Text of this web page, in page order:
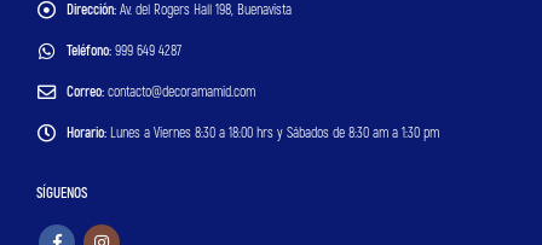
Dirección: Av. del Rogers Hall 198, Buenavista
Teléfono: 999 649 4287
Correo: contacto@decoramamid.com
Horario: Lunes a Viernes 8:30 a 18:00 hrs y Sábados de 8:30 am a 1:30 pm
SÍGUENOS